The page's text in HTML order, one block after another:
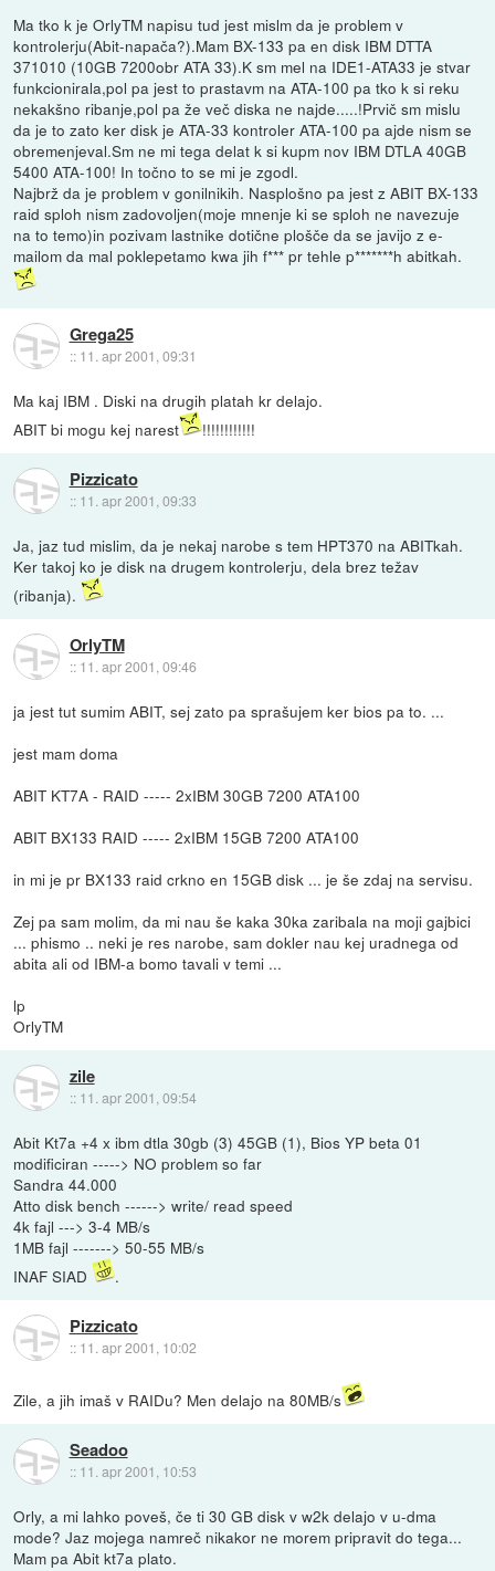
Ma tko k je OrlyTM napisu tud jest mislm da je problem v
kontrolerju(Abit-napača?).Mam BX-133 pa en disk IBM DTTA
371010 (10GB 7200obr ATA 33).K sm mel na IDE1-ATA33 je stvar
funkcionirala,pol pa jest to prastavm na ATA-100 pa tko k si reku
nekakšno ribanje,pol pa že več diska ne najde.....!Prvič sm mislu
da je to zato ker disk je ATA-33 kontroler ATA-100 pa ajde nism se
obremenjeval.Sm ne mi tega delat k si kupm nov IBM DTLA 40GB
5400 ATA-100! In točno to se mi je zgodl.
Najbrž da je problem v gonilnikih. Nasplošno pa jest z ABIT BX-133
raid sploh nism zadovoljen(moje mnenje ki se sploh ne navezuje
na to temo)in pozivam lastnike dotične plošče da se javijo z e-
mailom da mal poklepetamo kwa jih f*** pr tehle p*******h abitkah.
Grega25
:: 11. apr 2001, 09:31
Ma kaj IBM . Diski na drugih platah kr delajo.
ABIT bi mogu kej narest
!!!!!!!!!!!!
Pizzicato
:: 11. apr 2001, 09:33
Ja, jaz tud mislim, da je nekaj narobe s tem HPT370 na ABITkah.
Ker takoj ko je disk na drugem kontrolerju, dela brez težav
(ribanja).
OrlyTM
:: 11. apr 2001, 09:46
ja jest tut sumim ABIT, sej zato pa sprašujem ker bios pa to. ...
jest mam doma
ABIT KT7A - RAID ----- 2xIBM 30GB 7200 ATA100
ABIT BX133 RAID ----- 2xIBM 15GB 7200 ATA100
in mi je pr BX133 raid crkno en 15GB disk ... je še zdaj na servisu.
Zej pa sam molim, da mi nau še kaka 30ka zaribala na moji gajbici
... phismo .. neki je res narobe, sam dokler nau kej uradnega od
abita ali od IBM-a bomo tavali v temi ...
lp
OrlyTM
zile
:: 11. apr 2001, 09:54
Abit Kt7a +4 x ibm dtla 30gb (3) 45GB (1), Bios YP beta 01
modificiran -----> NO problem so far
Sandra 44.000
Atto disk bench ------> write/ read speed
4k fajl ---> 3-4 MB/s
1MB fajl -------> 50-55 MB/s
INAF SIAD
.
Pizzicato
:: 11. apr 2001, 10:02
Zile, a jih imaš v RAIDu? Men delajo na 80MB/s
Seadoo
:: 11. apr 2001, 10:53
Orly, a mi lahko poveš, če ti 30 GB disk v w2k delajo v u-dma
mode? Jaz mojega namreč nikakor ne morem pripravit do tega...
Mam pa Abit kt7a plato.